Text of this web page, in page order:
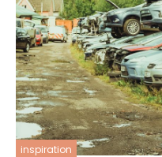
inspiration